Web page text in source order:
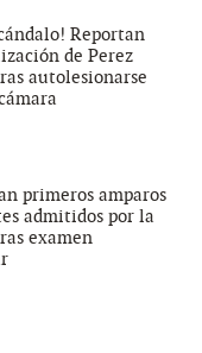
Reportan
de Perez
autolesionarse
primeros amparos
admitidos por la
examen